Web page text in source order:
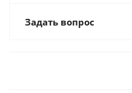
Задать вопрос